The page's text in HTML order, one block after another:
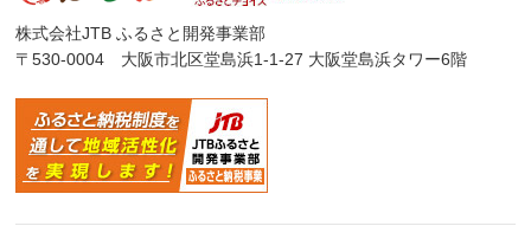
株式会社JTB ふるさと開発事業部
〒530-0004 大阪市北区堂島浜1-1-27 大阪堂島浜タワー6階